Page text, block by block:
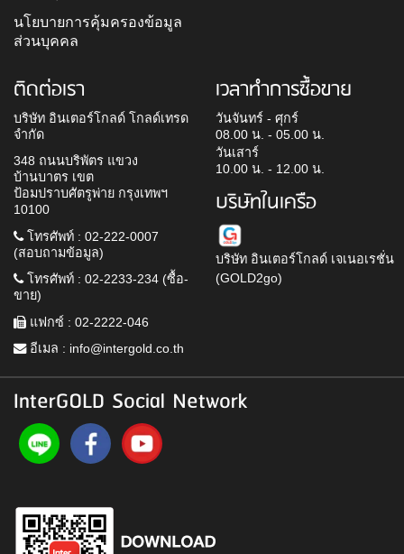
นโยบายการคุ้มครองข้อมูล
ส่วนบุคคล
ติดต่อเรา
บริษัท อินเตอร์โกลด์ โกลด์เทรด
จำกัด
348 ถนนบริพัตร แขวง
บ้านบาตร เขต
ป้อมปราบศัตรูพ่าย กรุงเทพฯ
10100
โทรศัพท์ : 02-222-0007
(สอบถามข้อมูล)
โทรศัพท์ : 02-2233-234 (ซื้อ-
ขาย)
แฟกซ์ : 02-2222-046
อีเมล : info@intergold.co.th
เวลาทำการซื้อขาย
วันจันทร์ - ศุกร์
08.00 น. - 05.00 น.
วันเสาร์
10.00 น. - 12.00 น.
บริษัทในเครือ
บริษัท อินเตอร์โกลด์ เจเนอเรชั่น
(GOLD2go)
InterGOLD Social Network